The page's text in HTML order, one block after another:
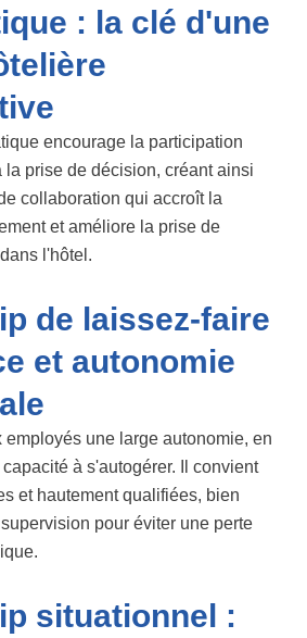
: la clé d'une
encourage la participation
prise de décision, créant ainsi
collaboration qui accroît la
et améliore la prise de
l'hôtel.
de laissez-faire
et autonomie
une large autonomie, en
à s'autogérer. Il convient
et hautement qualifiées, bien
pour éviter une perte
situationnel :